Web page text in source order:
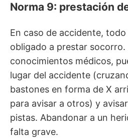
Norma 9: prestación
En caso de accidente,
obligado a prestar
conocimientos médicos,
lugar del accidente
bastones en forma de X
para avisar a otros) y
pistas. Abandonar a un
falta grave.